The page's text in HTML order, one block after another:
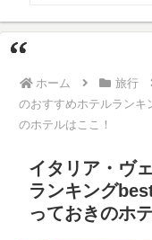
ホーム 旅行
のおすすめホテルランキ
のホテルはここ！
イタリア・ヴ
ランキング
っておきのホ